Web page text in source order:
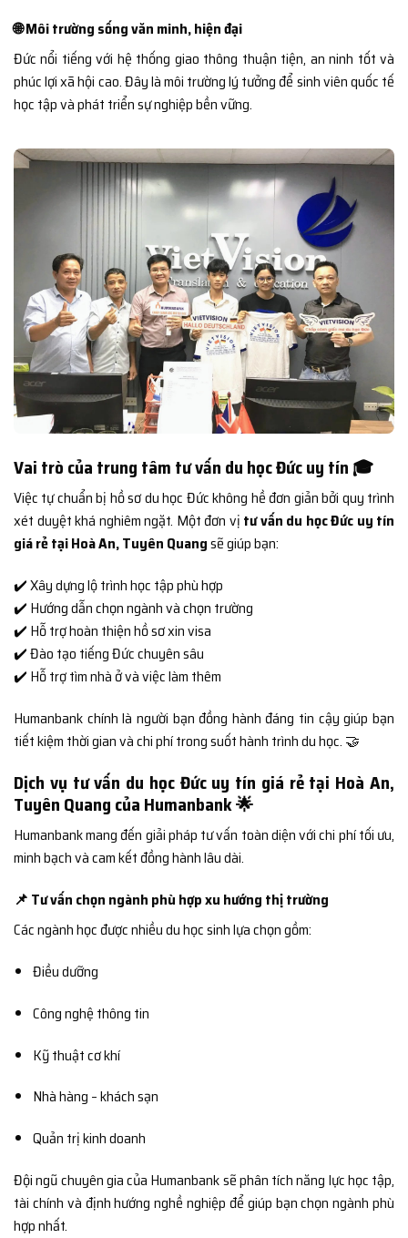
🌐 Môi trường sống văn minh, hiện đại
Đức nổi tiếng với hệ thống giao thông thuận tiện, an ninh tốt và
phúc lợi xã hội cao. Đây là môi trường lý tưởng để sinh viên quốc tế
học tập và phát triển sự nghiệp bền vững.
Vai trò của trung tâm tư vấn du học Đức uy tín 🎓
Việc tự chuẩn bị hồ sơ du học Đức không hề đơn giản bởi quy trình
xét duyệt khá nghiêm ngặt. Một đơn vị tư vấn du học Đức uy tín
giá rẻ tại Hoà An, Tuyên Quangsẽ giúp bạn:
✔️ Xây dựng lộ trình học tập phù hợp
✔️ Hướng dẫn chọn ngành và chọn trường
✔️ Hỗ trợ hoàn thiện hồ sơ xin visa
✔️ Đào tạo tiếng Đức chuyên sâu
✔️ Hỗ trợ tìm nhà ở và việc làm thêm
Humanbank chính là người bạn đồng hành đáng tin cậy giúp bạn
tiết kiệm thời gian và chi phí trong suốt hành trình du học. 🤝
Dịch vụ tư vấn du học Đức uy tín giá rẻ tại Hoà An,
Tuyên Quang của Humanbank 🌟
Humanbank mang đến giải pháp tư vấn toàn diện với chi phí tối ưu,
minh bạch và cam kết đồng hành lâu dài.
📌 Tư vấn chọn ngành phù hợp xu hướng thị trường
Các ngành học được nhiều du học sinh lựa chọn gồm:
Điều dưỡng
Công nghệ thông tin
Kỹ thuật cơ khí
Nhà hàng – khách sạn
Quản trị kinh doanh
Đội ngũ chuyên gia của Humanbank sẽ phân tích năng lực học tập,
tài chính và định hướng nghề nghiệp để giúp bạn chọn ngành phù
hợp nhất.